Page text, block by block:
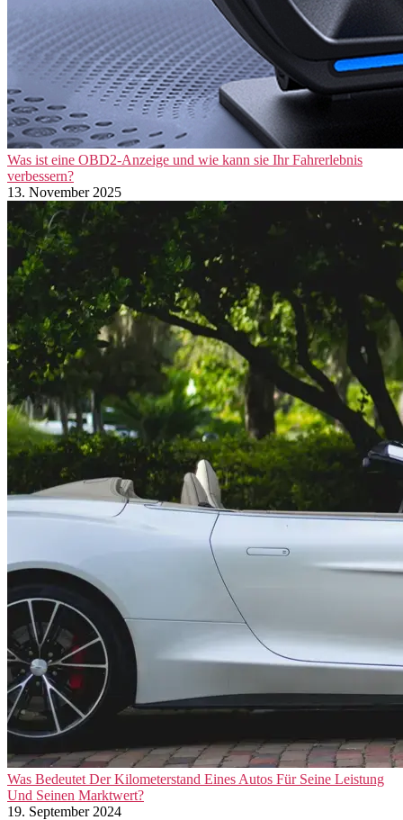
Was ist eine OBD2-Anzeige und wie kann sie Ihr Fahrerlebnis
verbessern?
13. November 2025
Was Bedeutet Der Kilometerstand Eines Autos Für Seine Leistung
Und Seinen Marktwert?
19. September 2024